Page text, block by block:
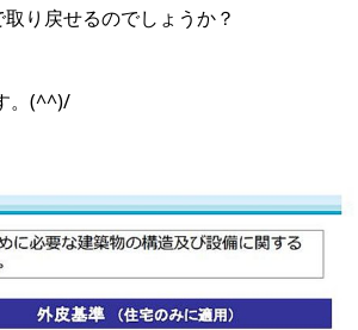
り戻せるのでしょうか？
。(^^)/